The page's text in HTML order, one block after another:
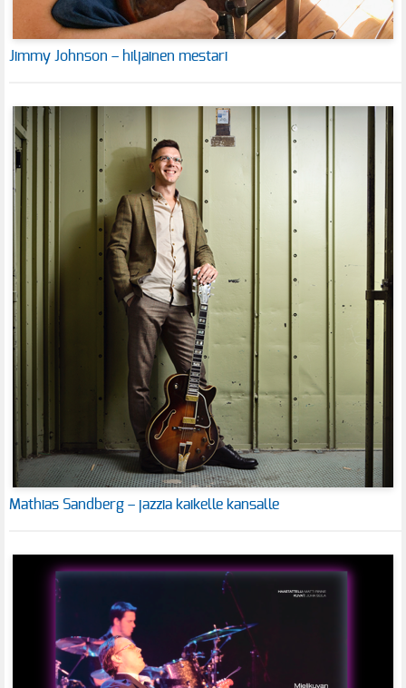
Jimmy Johnson – hiljainen mestari
Mathias Sandberg – jazzia kaikelle kansalle